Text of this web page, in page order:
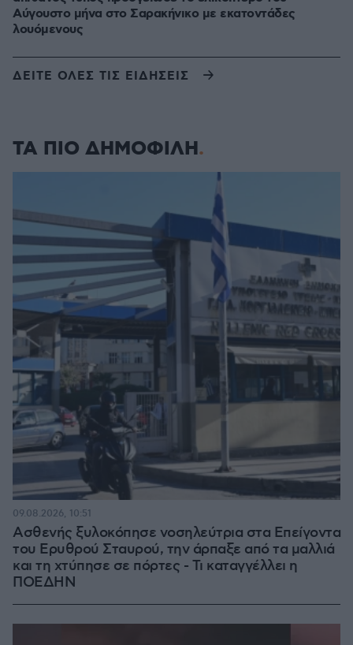
Αύγουστο μήνα στο Σαρακήνικο με εκατοντάδες
λουόμενους
ΔΕΙΤΕ ΟΛΕΣ ΤΙΣ ΕΙΔΗΣΕΙΣ
ΤΑ ΠΙΟ ΔΗΜΟΦΙΛΗ
Ασθενής ξυλοκόπησε νοσηλεύτρια στα Επείγοντα
του Ερυθρού Σταυρού, την άρπαξε από τα μαλλιά
και τη χτύπησε σε πόρτες - Τι καταγγέλλει η
ΠΟΕΔΗΝ
09.08.2026, 10:51